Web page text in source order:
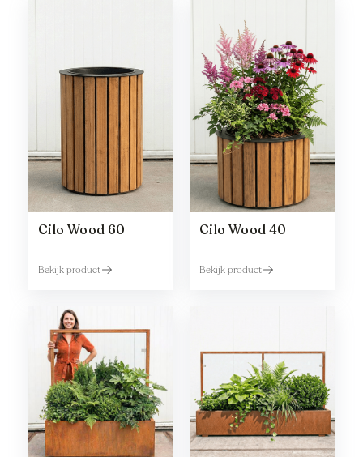
Cilo Wood 60
Bekijk product
Cilo Wood 40
Bekijk product